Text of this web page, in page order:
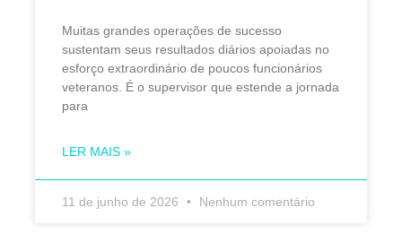
Muitas grandes operações de sucesso
sustentam seus resultados diários apoiadas no
esforço extraordinário de poucos funcionários
veteranos. É o supervisor que estende a jornada
para
LER MAIS »
11 de junho de 2026 Nenhum comentário